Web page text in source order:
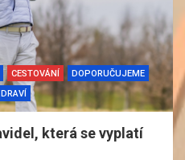
CESTOVÁNÍ
DOPORUČUJEME
která se vyplatí